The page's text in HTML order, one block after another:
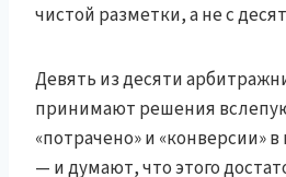
чистой разметки, а не с
Девять из десяти
принимают решения
«потрачено» и «конверсии»
— и думают, что этого